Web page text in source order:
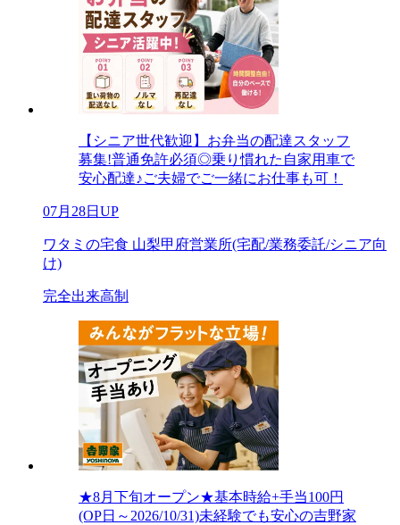
【シニア世代歓迎】お弁当の配達スタッフ
募集!普通免許必須◎乗り慣れた自家用車で
安心配達♪ご夫婦でご一緒にお仕事も可！
07月28日UP
ワタミの宅食 山梨甲府営業所(宅配/業務委託/シニア向
け)
完全出来高制
★8月下旬オープン★基本時給+手当100円
(OP日～2026/10/31)未経験でも安心の吉野家